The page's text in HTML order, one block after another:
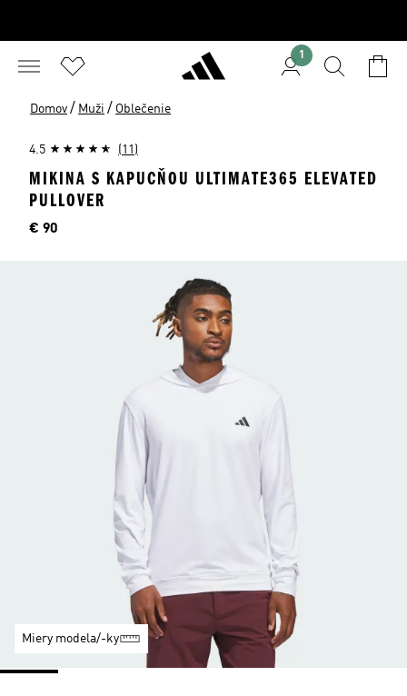
1
Domov / Muži / Oblečenie
4.5 (11)
MIKINA S KAPUCŇOU ULTIMATE365 ELEVATED
PULLOVER
Cena
€ 90
Miery modela/-ky